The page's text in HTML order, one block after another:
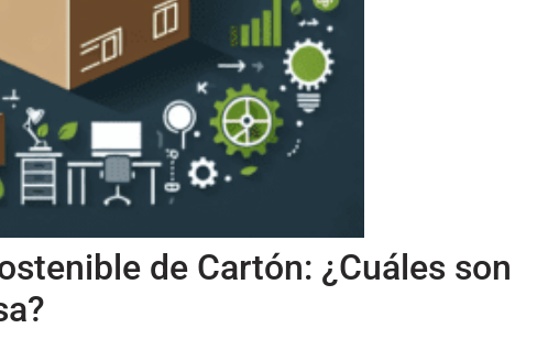
de Cartón: ¿Cuáles son